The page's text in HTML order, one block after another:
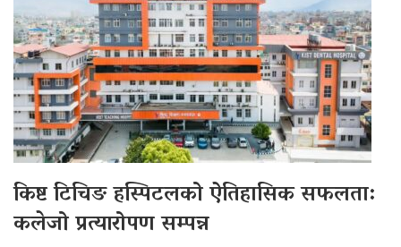
किष्ट टिचिङ हस्पिटलको ऐतिहासिक सफलता:
कलेजो प्रत्यारोपण सम्पन्न